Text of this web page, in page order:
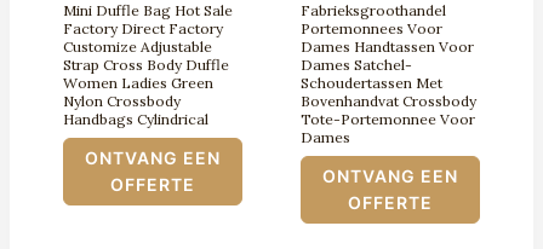
Mini Duffle Bag Hot Sale
Factory Direct Factory
Customize Adjustable
Strap Cross Body Duffle
Women Ladies Green
Nylon Crossbody
Handbags Cylindrical
ONTVANG EEN
OFFERTE
Fabrieksgroothandel
Portemonnees Voor
Dames Handtassen Voor
Dames Satchel-
Schoudertassen Met
Bovenhandvat Crossbody
Tote-Portemonnee Voor
Dames
ONTVANG EEN
OFFERTE